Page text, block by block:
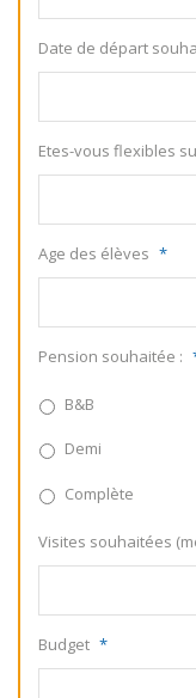
Date de départ
Etes-vous flexibles
Age des élèves *
Pension souhaitée :
B&B
Demi
Complète
Visites souhaitées
Budget *